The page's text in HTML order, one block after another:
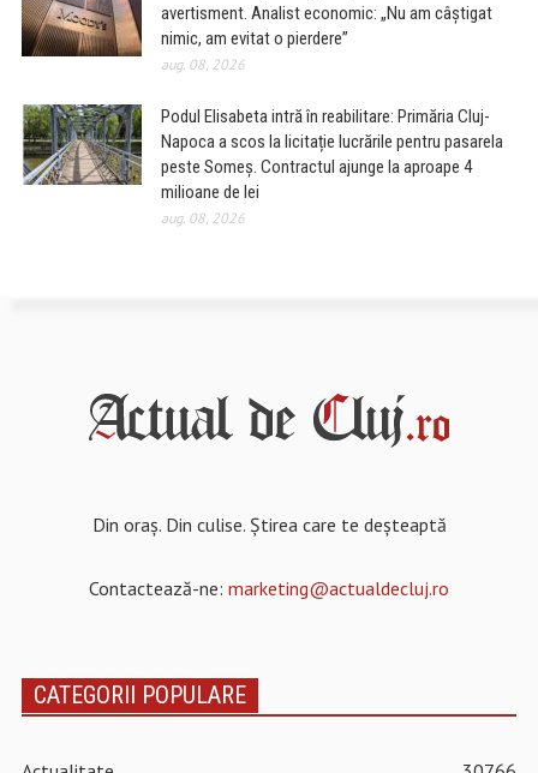
avertisment. Analist economic: „Nu am câștigat
nimic, am evitat o pierdere”
aug. 08, 2026
Podul Elisabeta intră în reabilitare: Primăria Cluj-
Napoca a scos la licitație lucrările pentru pasarela
peste Someș. Contractul ajunge la aproape 4
milioane de lei
aug. 08, 2026
Din oraș. Din culise. Știrea care te deșteaptă
Contactează-ne: marketing@actualdecluj.ro
CATEGORII POPULARE